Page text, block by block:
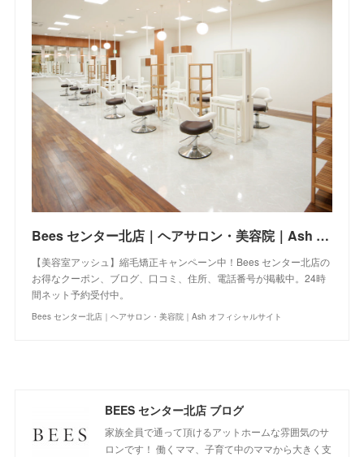
Bees センター北店｜ヘアサロン・美容院｜Ash オフィシャルサイト
【美容室アッシュ】縮毛矯正キャンペーン中！Bees センター北店の
お得なクーポン、ブログ、口コミ、住所、電話番号が掲載中。24時
間ネット予約受付中。
Bees センター北店｜ヘアサロン・美容院｜Ash オフィシャルサイト
BEES センター北店 ブログ
家族全員で通って頂けるアットホームな雰囲気のサ
ロンです！ 働くママ、子育て中のママから大きく支